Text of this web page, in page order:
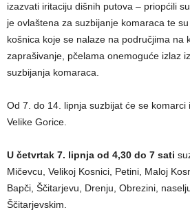
izazvati iritaciju dišnih putova – priopćili
je ovlaštena za suzbijanje komaraca te
košnica koje se nalaze na područjima na
zaprašivanje, pčelama onemoguće izlaz
suzbijanja komaraca.
Od 7. do 14. lipnja suzbijat će se komarci
Velike Gorice.
U četvrtak 7. lipnja od 4,30 do 7 sati
Mičevcu, Velikoj Kosnici, Petini, Maloj
Bapči, Ščitarjevu, Drenju, Obrezini,
Ščitarjevskim.